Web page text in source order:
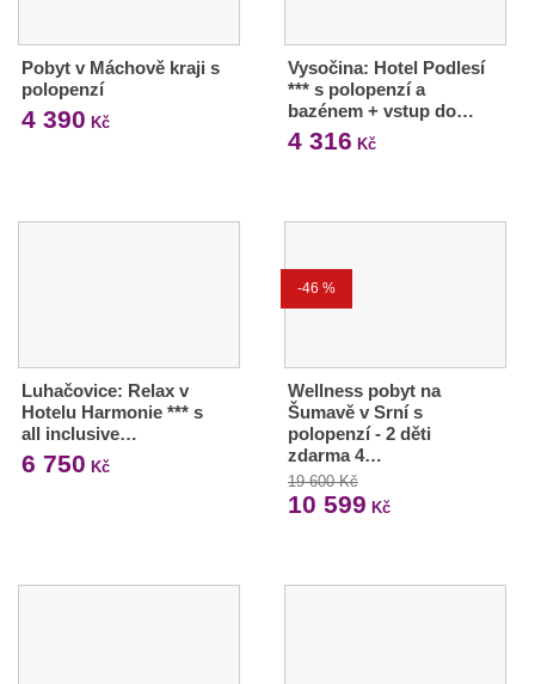
Pobyt v Máchově kraji s
polopenzí
4 390 Kč
Vysočina: Hotel Podlesí
*** s polopenzí a
bazénem + vstup do…
4 316 Kč
Luhačovice: Relax v
Hotelu Harmonie *** s
all inclusive…
6 750 Kč
-46 %
Wellness pobyt na
Šumavě v Srní s
polopenzí - 2 děti
zdarma 4…
19 600 Kč
10 599 Kč